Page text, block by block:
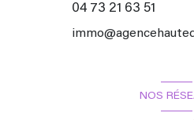
04 73 21 63 51
NOS